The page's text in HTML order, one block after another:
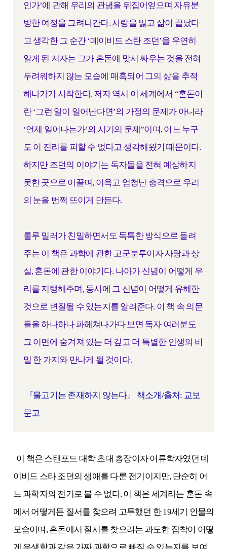
인가’에 관해 우리의 관념을 뒤집어엎으며 자유분
방한 여정을 그려나간다. 사랑을 잃고 삶이 끝났다
고 생각한 그 순간 ‘데이비드 스탄 조던’을 우연히
알게 된 저자는 그가 혼돈에 맞서 싸우는 것을 전혀
두려워하지 않는 모습에 매혹되어 그의 삶을 추적
해나가기 시작한다. 저자 역시 이 세계에서 “혼돈이
란 ‘그런 일이 일어난다면’의 가정의 문제가 아니라
‘언제 일어나는가’의 시기의 문제”이며, 어느 누구
도 이 진리를 피할 수 없다고 생각해왔기 때문이다.
하지만 조던의 이야기는 독자들을 전혀 예상하지
못한 곳으로 이끌며, 이윽고 엄청난 충격으로 우리
의 눈을 번쩍 뜨이게 만든다.
룰루 밀러가 친밀하면서도 독특한 방식으로 들려
주는 이 책은 과학에 관한 고군분투이자 사랑과 상
실, 혼돈에 관한 이야기다. 나아가 신념이 어떻게 우
리를 지탱해주며, 동시에 그 신념이 어떻게 유해한
것으로 변질될 수 있는지를 알려준다. 이 책 속 의문
들을 하나하나 파헤쳐나가다 보면 독자 여러분도
그 이면에 숨겨져 있는 더 깊고 더 특별한 인생의 비
밀 한 가지와 만나게 될 것이다.
『물고기는 존재하지 않는다』 책소개/출처: 교보
문고
이 책은 스탠포드 대학 초대 총장이자 어류학자였던 데
이비드 스타 조던의 생애를 다룬 전기이지만, 단순히 어
느 과학자의 전기로 볼 수 없다. 이 책은 세계라는 혼돈 속
에서 어떻게든 질서를 찾으려 고투했던 한 19세기 인물의
모습이며, 혼돈에서 질서를 찾으려는 과도한 집착이 어떻
게 우생학과 같은 가짜 과학으로 빠질 수 있는지를 보여